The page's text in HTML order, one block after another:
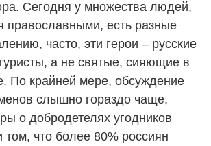
Сегодня у множества людей,
православными, есть разные
часто, эти герои – русские
а не святые, сияющие в
По крайней мере, обсуждение
слышно гораздо чаще,
о добродетелях угодников
том, что более 80% россиян